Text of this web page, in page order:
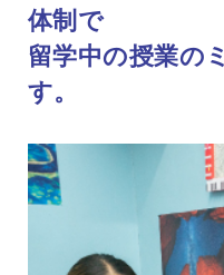
入
体制で
留学中の授業の
す。